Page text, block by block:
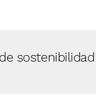
sostenibilidad